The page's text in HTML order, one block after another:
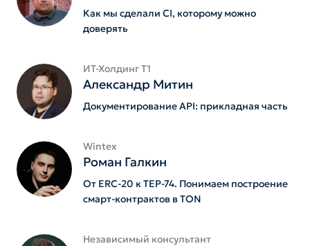
Как мы сделали CI, которому можно
доверять
ИТ-Холдинг Т1
Александр Митин
Документирование API: прикладная часть
Wintex
Роман Галкин
От ERC-20 к TEP-74. Понимаем построение
смарт-контрактов в TON
Независимый консультант